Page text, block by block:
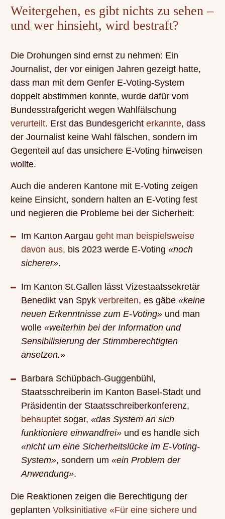
Weitergehen, es gibt nichts zu sehen –
und wer hinsieht, wird bestraft?
Die Drohungen sind ernst zu nehmen: Ein
Journalist, der vor einigen Jahren gezeigt hatte,
dass man mit dem Genfer E-Voting-System
doppelt abstimmen konnte, wurde dafür vom
Bundesstrafgericht wegen Wahlfälschung
verurteilt. Erst das Bundesgerichterkannte, dass
der Journalist keine Wahl fälschen, sondern im
Gegenteil auf das unsichere E-Voting hinweisen
wollte.
Auch die anderen Kantone mit E-Voting zeigen
keine Einsicht, sondern halten an E-Voting fest
und negieren die Probleme bei der Sicherheit:
Im Kanton Aargaugeht man beispielsweise
davon aus, bis 2023 werde E-Voting«noch
sicherer».
Im Kanton St.Gallen lässt Vizestaatssekretär
Benedikt van Spykverbreiten, es gäbe«keine
neuen Erkenntnisse zum E-Voting» und man
wolle«weiterhin bei der Information und
Sensibilisierung der Stimmberechtigten
ansetzen.»
Barbara Schüpbach-Guggenbühl,
Staatsschreiberin im Kanton Basel-Stadt und
Präsidentin der Staatsschreiberkonferenz,
behauptet sogar,«das System an sich
funktioniere einwandfrei» und es handle sich
«nicht um eine Sicherheitslücke im E-Voting-
System», sondern um«ein Problem der
Anwendung».
Die Reaktionen zeigen die Berechtigung der
geplantenVolksinitiative «Für eine sichere und